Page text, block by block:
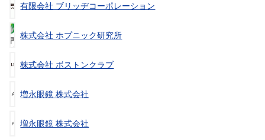
有限会社 ブリッヂコーポレーション
株式会社 ホプニック研究所
株式会社 ボストンクラブ
増永眼鏡 株式会社
増永眼鏡 株式会社